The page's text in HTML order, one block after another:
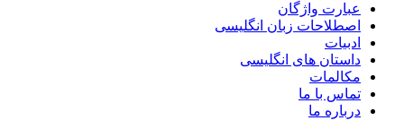
عبارت واژگان
اصطلاحات زبان انگلیسی
ادبیات
داستان های انگلیسی
مکالمات
تماس با ما
درباره ما